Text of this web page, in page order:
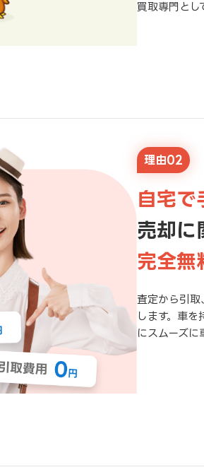
買取専門とし
理由02
自宅で
売却に
完全無
査定から引取
します。車
にスムーズに